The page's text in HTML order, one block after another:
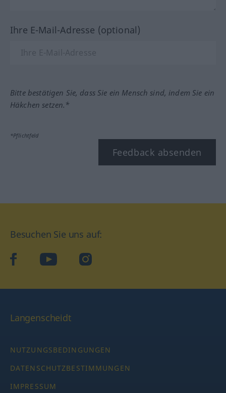
Ihre E-Mail-Adresse (optional)
Bitte bestätigen Sie, dass Sie ein Mensch sind, indem Sie ein
Häkchen setzen.*
*Pflichtfeld
Feedback absenden
Besuchen Sie uns auf:
facebookYouTube Instagram
Langenscheidt
NUTZUNGSBEDINGUNGEN
DATENSCHUTZBESTIMMUNGEN
IMPRESSUM